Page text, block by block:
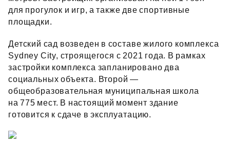
для прогулок и игр, а также две спортивные
площадки.
Детский сад возведен в составе жилого комплекса
Sydney City, строящегося с 2021 года. В рамках
застройки комплекса запланировано два
социальных объекта. Второй —
общеобразовательная муниципальная школа
на 775 мест. В настоящий момент здание
готовится к сдаче в эксплуатацию.